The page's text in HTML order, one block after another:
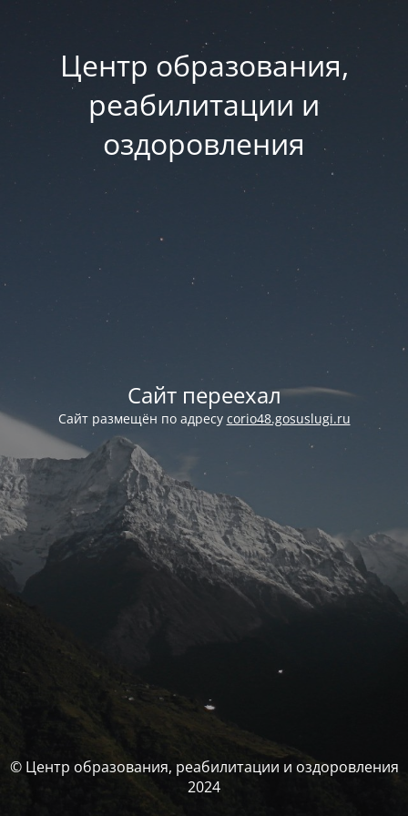
Центр образования,
реабилитации и
оздоровления
Сайт переехал
Сайт размещён по адресу corio48.gosuslugi.ru
© Центр образования, реабилитации и оздоровления
2024